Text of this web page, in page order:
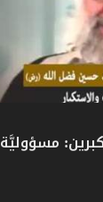
مسؤوليَّة